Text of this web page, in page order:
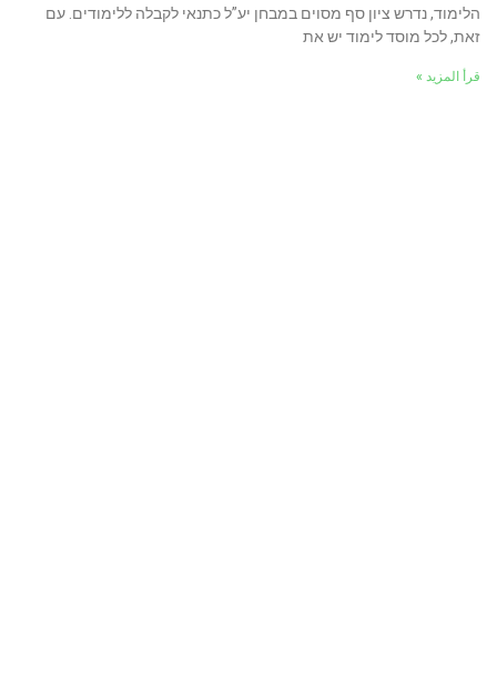
הלימוד, נדרש ציון סף מסוים במבחן יע”ל כתנאי לקבלה ללימודים. עם
זאת, לכל מוסד לימוד יש את
قرأ المزيد »